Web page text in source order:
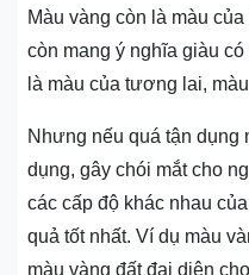
Màu vàng còn là màu
còn mang ý nghĩa giàu
là màu của tương lai,
Nhưng nếu quá tận dụng
dụng, gây chói mắt cho
các cấp độ khác nhau
quả tốt nhất. Ví dụ màu
màu vàng đất đại diện